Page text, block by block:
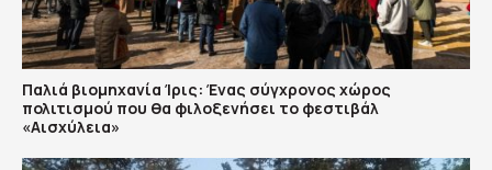
Παλιά βιομηχανία Ίρις: Ένας σύγχρονος χώρος
πολιτισμού που θα φιλοξενήσει το φεστιβάλ
«Αισχύλεια»